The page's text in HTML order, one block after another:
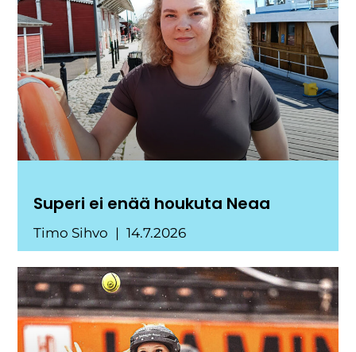
Superi ei enää houkuta Neaa
Timo Sihvo 14.7.2026